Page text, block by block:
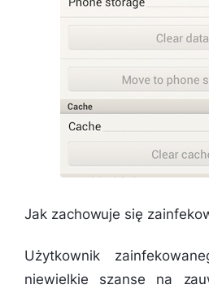
Jak zachowuje się
Użytkownik
niewielkie szanse na